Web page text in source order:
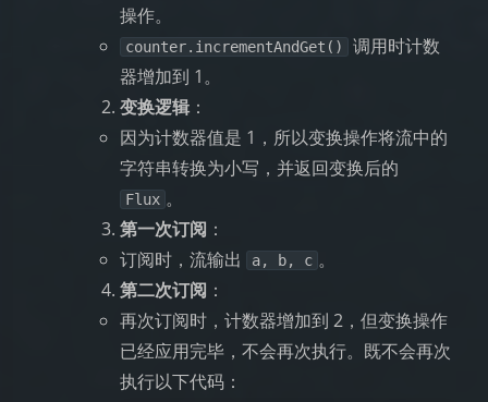
操作。
counter.incrementAndGet()
调用时计数
器增加到 1。
变换逻辑 ：
因为计数器值是 1，所以变换操作将流中的
字符串转换为小写，并返回变换后的
Flux 。
第一次订阅 ：
订阅时，流输出
a, b, c 。
第二次订阅 ：
再次订阅时，计数器增加到 2，但变换操作
已经应用完毕，不会再次执行。既不会再次
执行以下代码：